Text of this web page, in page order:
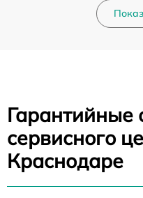
Гарантийные
сервисного
Краснодаре